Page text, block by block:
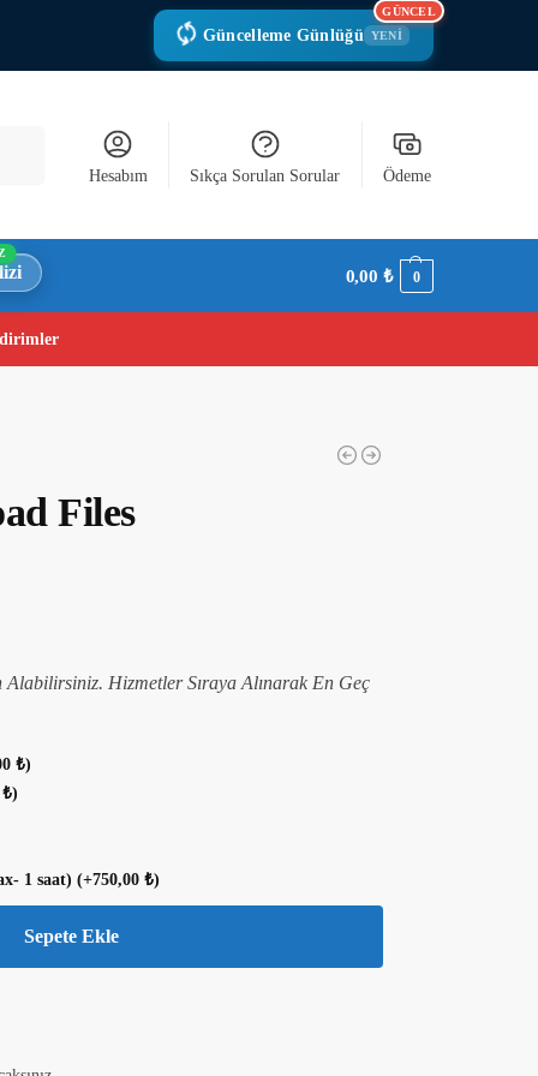
Güncelleme Günlüğü YENİ
GÜNCEL
Hesabım Sıkça Sorulan Sorular Ödeme
0,00₺ 0
Files
Alabilirsiniz. Hizmetler Sıraya Alınarak En Geç
₺)
₺)
1 saat) (+750,00 ₺)
Sepete Ekle